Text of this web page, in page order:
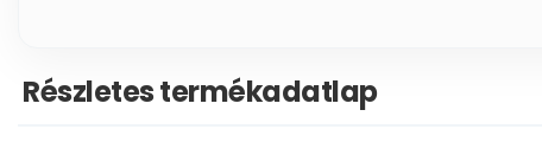
Részletes termékadatlap